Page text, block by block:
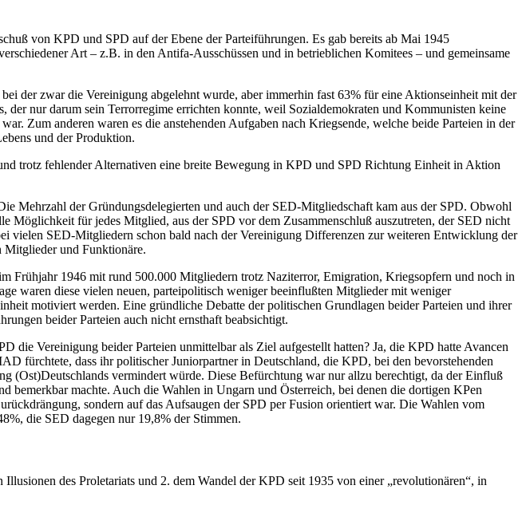
von KPD und SPD auf der Ebene der Parteiführungen. Es gab bereits ab Mai 1945
Art – z.B. in den Antifa-Ausschüssen und in betrieblichen Komitees – und gemeinsame
der zwar die Vereinigung abgelehnt wurde, aber immerhin fast 63% für eine Aktionseinheit mit der
nur darum sein Terrorregime errichten konnte, weil Sozialdemokraten und Kommunisten keine
Zum anderen waren es die anstehenden Aufgaben nach Kriegsende, welche beide Parteien in der
und der Produktion.
trotz fehlender Alternativen eine breite Bewegung in KPD und SPD Richtung Einheit in Aktion
Mehrzahl der Gründungsdelegierten und auch der SED-Mitgliedschaft kam aus der SPD. Obwohl
Möglichkeit für jedes Mitglied, aus der SPD vor dem Zusammenschluß auszutreten, der SED nicht
vielen SED-Mitgliedern schon bald nach der Vereinigung Differenzen zur weiteren Entwicklung der
Mitglieder und Funktionäre.
Frühjahr 1946 mit rund 500.000 Mitgliedern trotz Naziterror, Emigration, Kriegsopfern und noch in
waren diese vielen neuen, parteipolitisch weniger beeinflußten Mitglieder mit weniger
motiviert werden. Eine gründliche Debatte der politischen Grundlagen beider Parteien und ihrer
beider Parteien auch nicht ernsthaft beabsichtigt.
Vereinigung beider Parteien unmittelbar als Ziel aufgestellt hatten? Ja, die KPD hatte Avancen
fürchtete, dass ihr politischer Juniorpartner in Deutschland, die KPD, bei den bevorstehenden
(Ost)Deutschlands vermindert würde. Diese Befürchtung war nur allzu berechtigt, da der Einfluß
machte. Auch die Wahlen in Ungarn und Österreich, bei denen die dortigen KPen
sondern auf das Aufsaugen der SPD per Fusion orientiert war. Die Wahlen vom
die SED dagegen nur 19,8% der Stimmen.
des Proletariats und 2. dem Wandel der KPD seit 1935 von einer „revolutionären“, in